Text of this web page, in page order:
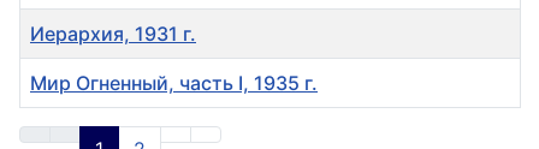
Материалы
Иерархия, 1931 г.
Мир Огненный, часть I, 1935 г.